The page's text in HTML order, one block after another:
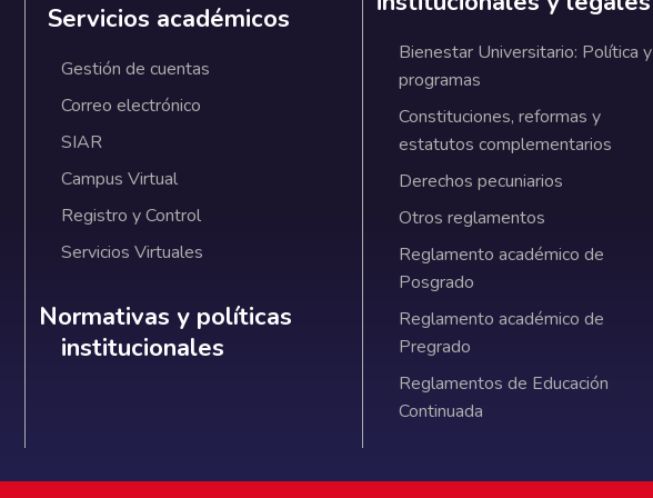
Servicios académicos
Gestión de cuentas
Correo electrónico
SIAR
Campus Virtual
Registro y Control
Servicios Virtuales
Normativas y políticas institucionales
Normativas y políticas
institucionales
Bienestar Universitario: Política y
programas
Constituciones, reformas y
estatutos complementarios
Derechos pecuniarios
Otros reglamentos
Reglamento académico de
Posgrado
Reglamento académico de
Pregrado
Reglamentos de Educación
Continuada